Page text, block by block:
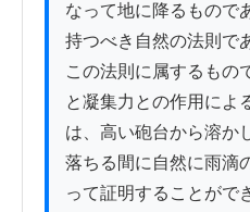
なって地に降るもので
持つべき自然の法則で
この法則に属するもの
と凝集力との作用によ
は、高い砲台から溶か
落ちる間に自然に雨滴
って証明することがで